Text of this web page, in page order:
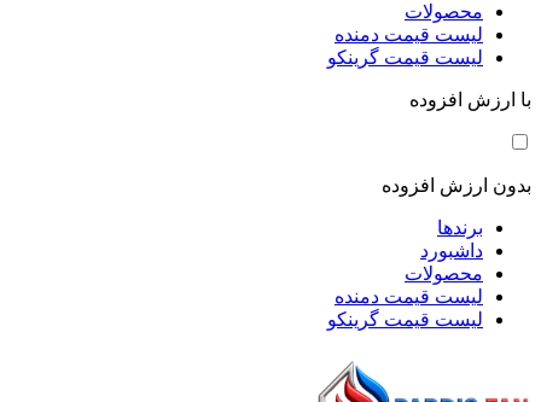
محصولات
لیست قیمت دمنده
لیست قیمت گرینکو
با ارزش افزوده
بدون ارزش افزوده
برندها
داشبورد
محصولات
لیست قیمت دمنده
لیست قیمت گرینکو